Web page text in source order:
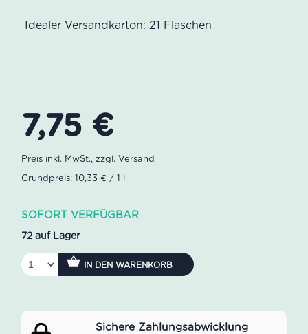
Idealer Versandkarton: 21 Flaschen
7,75 €
Grundpreis: 10,33 € / 1 l
SOFORT VERFÜGBAR
72 auf Lager
IN DEN WARENKORB
Sichere Zahlungsabwicklung